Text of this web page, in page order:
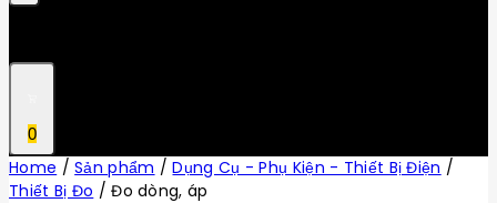
0
Home / Sản phẩm / Dụng Cụ - Phụ Kiện - Thiết Bị Điện /
Thiết Bị Đo / Đo dòng, áp